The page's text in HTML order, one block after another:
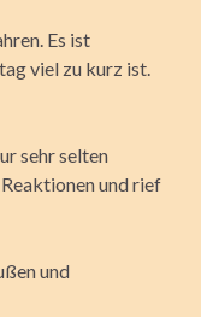
Es ist
viel zu kurz ist.
sehr selten
und rief
und